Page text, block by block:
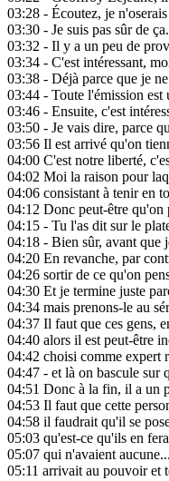
03:28 - Écoutez, je
03:30 - Je suis pas sûr de ça.
03:32 - Il y a un peu de
03:34 - C'est intéressant,
03:38 - Déjà parce que je
03:44 - Toute l'émission est
03:46 - Ensuite, c'est
03:50 - Je vais dire, parce
03:56 Il est arrivé qu'on
04:00 C'est notre liberté,
04:02 Moi la raison pour
04:06 consistant à tenir en
04:12 Donc peut-être qu'on
04:15 - Tu l'as dit sur le
04:18 - Bien sûr, avant que
04:20 En revanche, par
04:26 sortir de ce qu'on
04:30 Et je termine juste
04:34 mais prenons-le au
04:37 Il faut que ces gens,
04:40 alors il est peut-être
04:42 choisi comme expert
04:47 - et là on bascule sur
04:51 Donc à la fin, il a un
04:53 Il faut que cette
04:58 il faudrait qu'il se
05:03 qu'est-ce qu'ils en
05:07 qui n'avaient
05:11 arrivait au pouvoir et